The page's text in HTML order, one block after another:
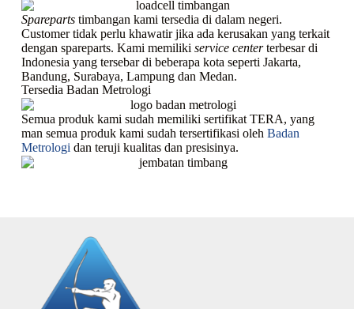
Sparepartstimbangan kami tersedia di dalam negeri.
Customer tidak perlu khawatir jika ada kerusakan yang terkait
dengan spareparts. Kami memiliki service centerterbesar di
Indonesia yang tersebar di beberapa kota seperti Jakarta,
Bandung, Surabaya, Lampung dan Medan.
Tersedia Badan Metrologi
Semua produk kami sudah memiliki sertifikat TERA, yang
man semua produk kami sudah tersertifikasi oleh Badan
Metrologi dan teruji kualitas dan presisinya.